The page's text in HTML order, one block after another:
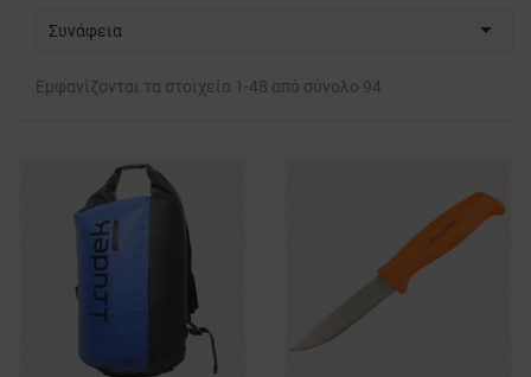
Συνάφεια 
Εμφανίζονται τα στοιχεία 1-48 από σύνολο 94